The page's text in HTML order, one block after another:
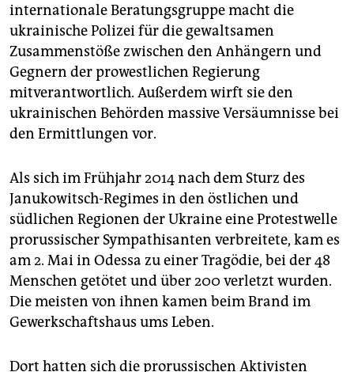
genossenschaft
epaper login
internationale Beratungsgruppe macht die
ukrainische Polizei für die gewaltsamen
Zusammenstöße zwischen den Anhängern und
Gegnern der prowestlichen Regierung
mitverantwortlich. Außerdem wirft sie den
ukrainischen Behörden massive Versäumnisse bei
den Ermittlungen vor.
Als sich im Frühjahr 2014 nach dem Sturz des
Janukowitsch-Regimes in den östlichen und
südlichen Regionen der Ukraine eine Protestwelle
prorussischer Sympathisanten verbreitete, kam es
am 2. Mai in Odessa zu einer Tragödie, bei der 48
Menschen getötet und über 200 verletzt wurden.
Die meisten von ihnen kamen beim Brand im
Gewerkschaftshaus ums Leben.
Dort hatten sich die prorussischen Aktivisten